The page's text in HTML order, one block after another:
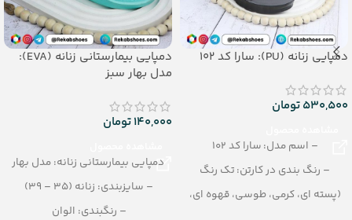
دمپایی زنانه (PU): سارا کد 102
530,500تومان
– اسم مدل: سارا کد 102
– رنگ بندی در کارتن: تک رنگ
(پسته ای، کرمی، طوسی، قهوه ای،
دمپایی بیمارستانی زنانه (EVA):
مدل بهار سبز
140,000تومان
دمپایی بیمارستانی زنانه: مدل بهار
– سایزبندی: زنانه (35 – 39)
– رنگبندی: الوان